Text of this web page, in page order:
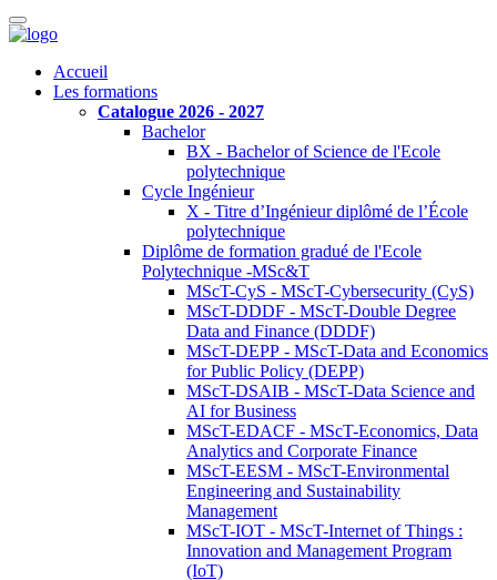
Accueil
Les formations
Catalogue 2026 - 2027
Bachelor
BX - Bachelor of Science de l'Ecole
polytechnique
Cycle Ingénieur
X - Titre d’Ingénieur diplômé de l’École
polytechnique
Diplôme de formation gradué de l'Ecole
Polytechnique -MSc&T
MScT-CyS - MScT-Cybersecurity (CyS)
MScT-DDDF - MScT-Double Degree
Data and Finance (DDDF)
MScT-DEPP - MScT-Data and Economics
for Public Policy (DEPP)
MScT-DSAIB - MScT-Data Science and
AI for Business
MScT-EDACF - MScT-Economics, Data
Analytics and Corporate Finance
MScT-EESM - MScT-Environmental
Engineering and Sustainability
Management
MScT-IOT - MScT-Internet of Things :
Innovation and Management Program
(IoT)